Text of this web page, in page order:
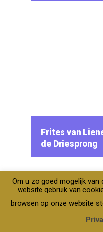
RVD Stucwerk
herkenbaar!
Om u zo goed mogelijk van
website gebruik van
browsen op onze website